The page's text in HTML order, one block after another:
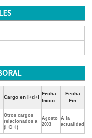
Cargo en I+d+i
Fecha
Inicio
Fecha
Fin
Otros cargos
relacionados a
(I+D+i)
Agosto
2003
A la
actualidad